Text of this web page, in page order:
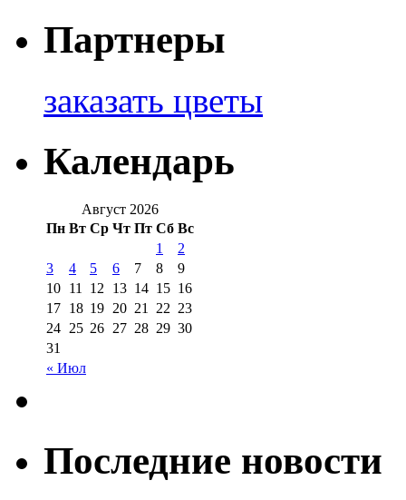
Партнеры
заказать цветы
Календарь
Август 2026
Пн Вт Ср Чт Пт Сб Вс
« Июл
1
2
3
4 5 6 7 8
9
10 11 12 13 14 15 16
17 18 19 20 21 22 23
24 25 26 27 28 29 30
31
Последние новости